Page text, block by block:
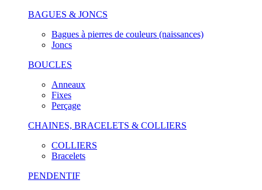
BAGUES & JONCS
Bagues à pierres de couleurs (naissances)
Joncs
BOUCLES
Anneaux
Fixes
Perçage
CHAINES, BRACELETS & COLLIERS
COLLIERS
Bracelets
PENDENTIF